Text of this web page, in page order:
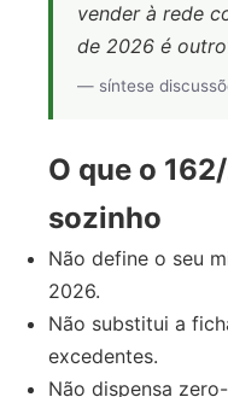
vender à rede
de 2026 é
— síntese
O que o
sozinho
Não define o seu
2026.
Não substitui a
excedentes.
Não dispensa